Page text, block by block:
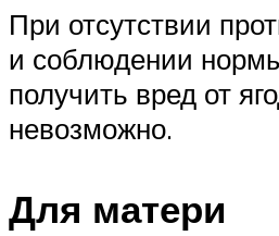
При отсутствии
и соблюдении
получить вред от
невозможно.
Для матери